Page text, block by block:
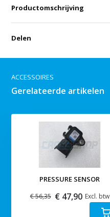
Productomschrijving
Delen
ACCESSOIRES
Gerelateerde artikelen
PRESSURE SENSOR
€ 56,35 € 47,90 Excl. btw